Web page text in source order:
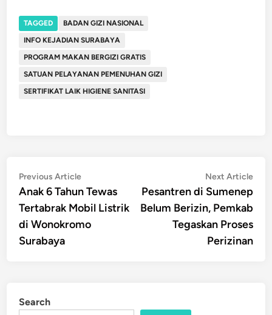
TAGGED
BADAN GIZI NASIONAL
INFO KEJADIAN SURABAYA
PROGRAM MAKAN BERGIZI GRATIS
SATUAN PELAYANAN PEMENUHAN GIZI
SERTIFIKAT LAIK HIGIENE SANITASI
Post
navigation
Previous ArticlePrevious
article:
Anak 6 Tahun Tewas
Tertabrak Mobil Listrik
di Wonokromo
Surabaya
Next Article
Pesantren di Sumenep
Belum Berizin, Pemkab
Tegaskan Proses
Perizinan
Search